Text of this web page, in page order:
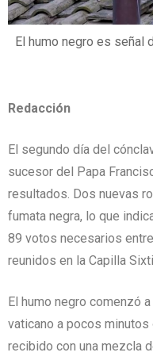
El humo negro es señal
Redacción
El segundo día del
sucesor del Papa
resultados. Dos nuevas
fumata negra, lo que
89 votos necesarios
reunidos en la Capilla
El humo negro comenzó
vaticano a pocos
recibido con una mezcla